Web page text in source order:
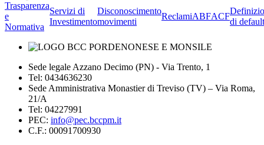
Trasparenza
e
Normativa
Servizi di
Investimento
Disconoscimento
movimenti
ReclamiABFACF
di default
Sede legale Azzano Decimo (PN) - Via Trento, 1
Tel: 0434636230
Sede Amministrativa Monastier di Treviso (TV) – Via Roma,
21/A
Tel: 04227991
PEC: info@pec.bccpm.it
C.F.: 00091700930